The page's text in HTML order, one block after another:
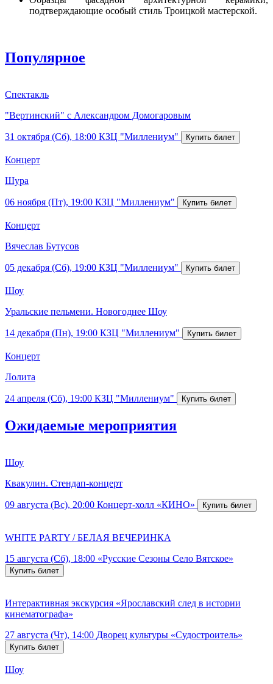
подтверждающие особый стиль Троицкой мастерской.
Популярное
Спектакль
"Вертинский" с Александром Домогаровым
31 октября (Сб), 18:00 КЗЦ "Миллениум"
Концерт
Шура
06 ноября (Пт), 19:00 КЗЦ "Миллениум"
Концерт
Вячеслав Бутусов
05 декабря (Сб), 19:00 КЗЦ "Миллениум"
Шоу
Уральские пельмени. Новогоднее Шоу
14 декабря (Пн), 19:00 КЗЦ "Миллениум"
Концерт
Лолита
24 апреля (Сб), 19:00 КЗЦ "Миллениум"
Ожидаемые мероприятия
Шоу
Квакулин. Стендап-концерт
09 августа (Вс), 20:00 Концерт-холл «КИНО»
WHITE PARTY / БЕЛАЯ ВЕЧЕРИНКА
15 августа (Сб), 18:00 «Русские Сезоны Село Вятское»
Интерактивная экскурсия «Ярославский след в истории
кинематографа»
27 августа (Чт), 14:00 Дворец культуры «Судостроитель»
Шоу